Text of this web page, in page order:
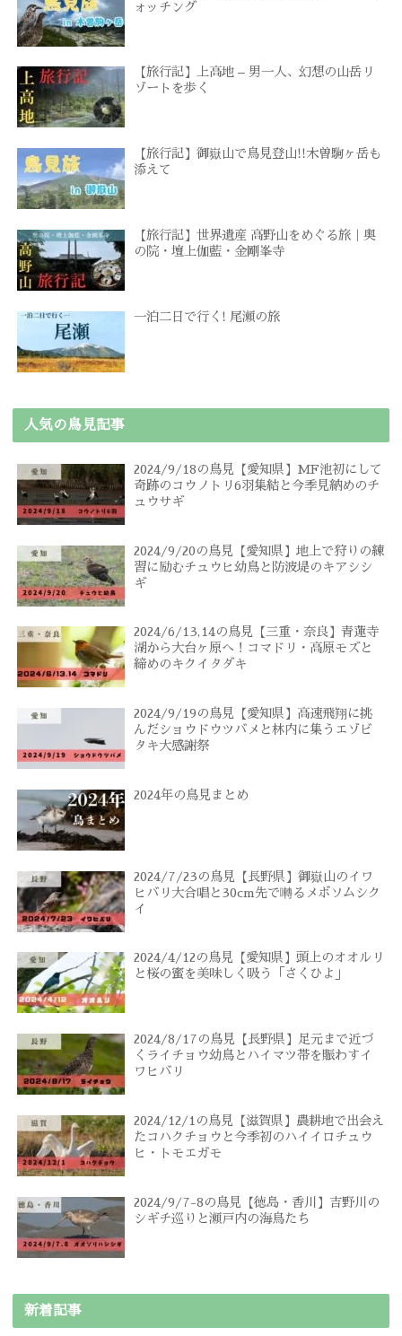
ォッチング
【旅行記】上高地 – 男一人、幻想の山岳リ
ゾートを歩く
【旅行記】御嶽山で鳥見登山!!木曽駒ヶ岳も
添えて
【旅行記】世界遺産 高野山をめぐる旅｜奥
の院・壇上伽藍・金剛峯寺
一泊二日で行く! 尾瀬の旅
人気の鳥見記事
2024/9/18の鳥見【愛知県】MF池初にして
奇跡のコウノトリ6羽集結と今季見納めのチ
ュウサギ
2024/9/20の鳥見【愛知県】地上で狩りの練
習に励むチュウヒ幼鳥と防波堤のキアシシ
ギ
2024/6/13,14の鳥見【三重・奈良】青蓮寺
湖から大台ヶ原へ！コマドリ・高原モズと
締めのキクイタダキ
2024/9/19の鳥見【愛知県】高速飛翔に挑
んだショウドウツバメと林内に集うエゾビ
タキ大感謝祭
2024年の鳥見まとめ
2024/7/23の鳥見【長野県】御嶽山のイワ
ヒバリ大合唱と30cm先で囀るメボソムシク
イ
2024/4/12の鳥見【愛知県】頭上のオオルリ
と桜の蜜を美味しく吸う「さくひよ」
2024/8/17の鳥見【長野県】足元まで近づ
くライチョウ幼鳥とハイマツ帯を賑わすイ
ワヒバリ
2024/12/1の鳥見【滋賀県】農耕地で出会え
たコハクチョウと今季初のハイイロチュウ
ヒ・トモエガモ
2024/9/7-8の鳥見【徳島・香川】吉野川の
シギチ巡りと瀬戸内の海鳥たち
新着記事